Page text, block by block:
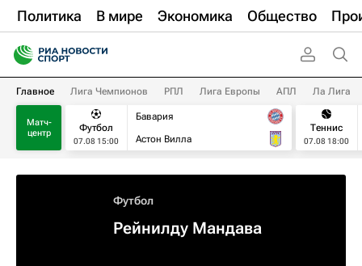
Политика В мире Экономика Общество
Главное Лига Чемпионов РПЛ Лига Европы АПЛ Ла Лига
Матч-
центр
Футбол
07.08 15:00
Бавария
Астон Вилла
Теннис
07.08 18:00
Футбол
Рейнилду Мандава